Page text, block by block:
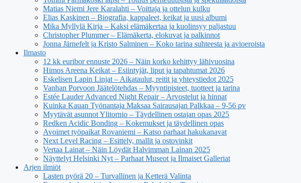
Matias Niemi Jere Karalahti – Voittaja ja ottelun kulku
Elias Kaskinen – Biografia, kappaleet, keikat ja uusi albumi
Mika Myllylä Kirja – Kaksi elämäkertaa ja kuolinsyy paljastuu
Christopher Plummer – Elämäkerta, elokuvat ja palkinnot
Jonna Järnefelt ja Kristo Salminen – Koko tarina suhteesta ja avioeroista
Ilmasto
12 kk euribor ennuste 2026 – Näin korko kehittyy lähivuosina
Himos Areena Keikat – Esiintyjät, liput ja tapahtumat 2026
Eskelisen Lapin Linjat – Aikataulut, reitit ja yhteystiedot 2025
Vanhan Porvoon Jäätelötehdas – Myyntipisteet, tuotteet ja tarina
Estée Lauder Advanced Night Repair – Arvostelut ja hinnat
Kuinka Kauan Työnantaja Maksaa Sairausajan Palkkaa – 9-56 pv
Myytävät asunnot Ylitornio – Täydellinen ostajan opas 2025
Redken Acidic Bonding – Kokemukset ja täydellinen opas
Avoimet työpaikat Rovaniemi – Katso parhaat hakukanavat
Next Level Racing – Esittely, mallit ja ostovinkit
Vertaa Lainat – Näin Löydät Halvimman Lainan 2025
Näyttelyt Helsinki Nyt – Parhaat Museot ja Ilmaiset Galleriat
Arjen ilmiöt
Lasten pyörä 20 – Turvallinen ja Ketterä Valinta